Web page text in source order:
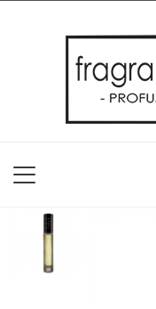
Utilizziamo i cookie per
sul nostro sito web.
politica sui cookie. Se
cookie, puoi farlo